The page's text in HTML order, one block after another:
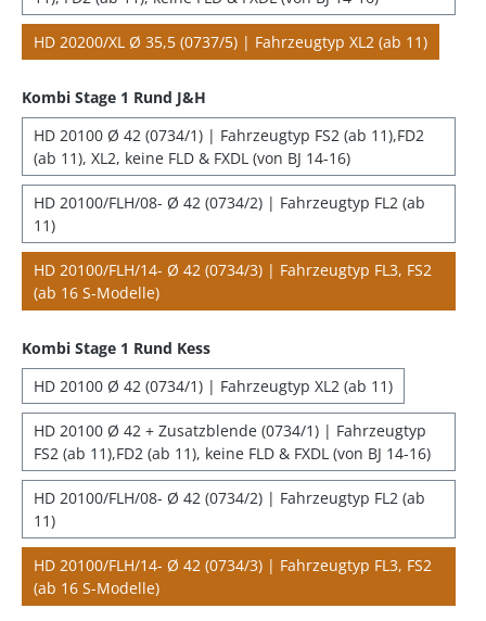
HD 20200/XL Ø 35,5 (0737/5) | Fahrzeugtyp XL2 (ab 11)
Kombi Stage 1 Rund J&H
HD 20100 Ø 42 (0734/1) | Fahrzeugtyp FS2 (ab 11),FD2
(ab 11), XL2, keine FLD & FXDL (von BJ 14-16)
HD 20100/FLH/08- Ø 42 (0734/2) | Fahrzeugtyp FL2 (ab
11)
HD 20100/FLH/14- Ø 42 (0734/3) | Fahrzeugtyp FL3, FS2
(ab 16 S-Modelle)
Kombi Stage 1 Rund Kess
HD 20100 Ø 42 (0734/1) | Fahrzeugtyp XL2 (ab 11)
HD 20100 Ø 42 + Zusatzblende (0734/1) | Fahrzeugtyp
FS2 (ab 11),FD2 (ab 11), keine FLD & FXDL (von BJ 14-16)
HD 20100/FLH/08- Ø 42 (0734/2) | Fahrzeugtyp FL2 (ab
11)
HD 20100/FLH/14- Ø 42 (0734/3) | Fahrzeugtyp FL3, FS2
(ab 16 S-Modelle)